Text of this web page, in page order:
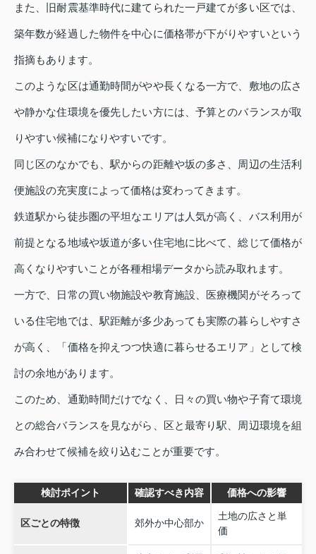
また、旧耐震基準時代に建てられた一戸建てが多い区では、
築年数が経過した物件を中心に価格帯が下がりやすいという
指摘もあります。
このような区は通勤時間がやや長くなる一方で、敷地の広さ
や静かな住環境を優先したい方には、予算とのバランスが取
りやすい候補になりやすいです。
同じ区のなかでも、駅からの距離や坂の多さ、周辺の生活利
便施設の充実度によって価格は変わってきます。
鉄道駅から徒歩圏の平坦なエリアは人気が高く、バス利用が
前提となる地域や坂道が多い住宅地に比べて、総じて価格が
高くなりやすいことが各種相場データから読み取れます。
一方で、日常の買い物施設や教育施設、医療機関がそろって
いる住宅地では、駅距離が多少あっても実際の暮らしやすさ
が高く、「価格を抑えつつ快適に暮らせるエリア」として検
討の余地があります。
このため、通勤時間だけでなく、日々の買い物や子育て環境
との総合バランスを見ながら、区と最寄り駅、周辺環境を組
み合わせて候補を絞り込むことが重要です。
検討ポイント 確認すべき内容 価格への影響
区ごとの特徴 郊外か中心部か
土地の広さと単
価